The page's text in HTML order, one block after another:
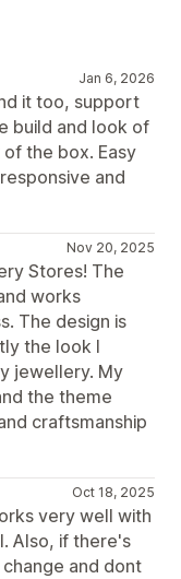
Jan 6, 2026
it too, support
build and look of
the box. Easy
and
Nov 20, 2025
Stores! The
works
The design is
the look I
jewellery. My
the theme
craftsmanship
Oct 18, 2025
very well with
Also, if there's
and dont